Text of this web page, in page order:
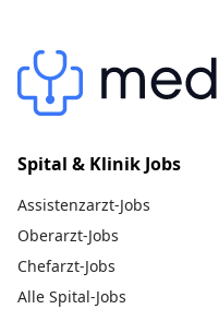
Spital & Klinik Jobs
Assistenzarzt-Jobs
Oberarzt-Jobs
Chefarzt-Jobs
Alle Spital-Jobs